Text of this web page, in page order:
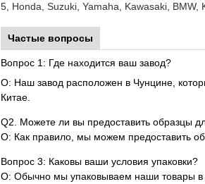
5, Honda, Suzuki, Yamaha, Kawasaki, BMW,
Частые вопросы
Вопрос 1: Где находится ваш завод?
О: Наш завод расположен в Чунцине,
Китае.
Q2. Можете ли вы предоставить образцы
О: Как правило, мы можем предоставить
Вопрос 3: Каковы ваши условия упаковки?
О: Обычно мы упаковываем наши товары в